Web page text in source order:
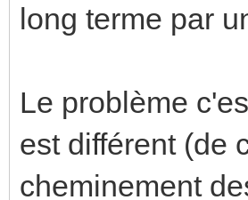
long terme par
Le problème
est différent (de
cheminement